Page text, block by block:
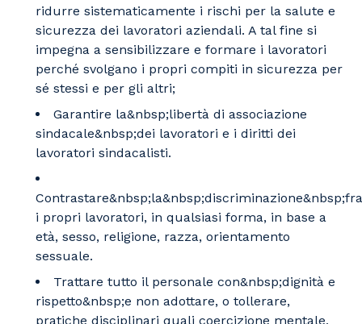
ridurre sistematicamente i rischi per la salute e
sicurezza dei lavoratori aziendali. A tal fine si
impegna a sensibilizzare e formare i lavoratori
perché svolgano i propri compiti in sicurezza per
sé stessi e per gli altri;
Garantire la&nbsp;libertà di associazione
sindacale&nbsp;dei lavoratori e i diritti dei
lavoratori sindacalisti.
Contrastare&nbsp;la&nbsp;discriminazione&nbsp;fra
i propri lavoratori, in qualsiasi forma, in base a
età, sesso, religione, razza, orientamento
sessuale.
Trattare tutto il personale con&nbsp;dignità e
rispetto&nbsp;e non adottare, o tollerare,
pratiche disciplinari quali coercizione mentale,